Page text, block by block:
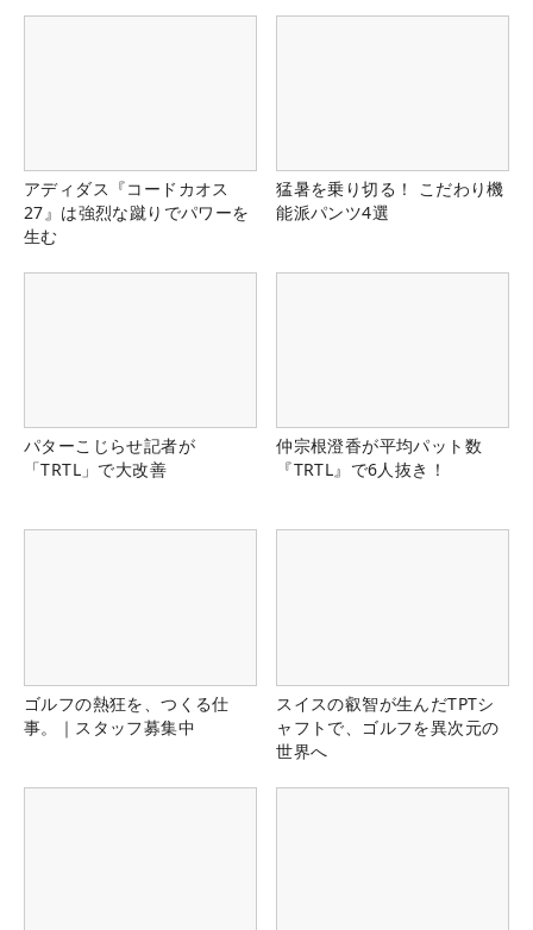
アディダス『コードカオス
27』は強烈な蹴りでパワーを
生む
猛暑を乗り切る！ こだわり機
能派パンツ4選
パターこじらせ記者が
「TRTL」で大改善
仲宗根澄香が平均パット数
『TRTL』で6人抜き！
ゴルフの熱狂を、つくる仕
事。｜スタッフ募集中
スイスの叡智が生んだTPTシ
ャフトで、ゴルフを異次元の
世界へ